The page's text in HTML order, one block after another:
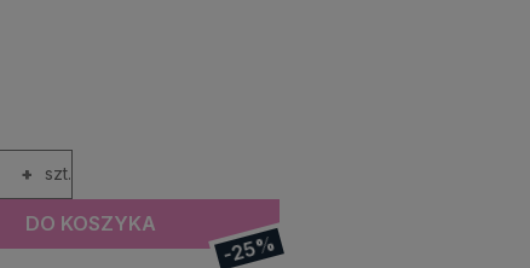
+ szt.
DO KOSZYKA
-25%